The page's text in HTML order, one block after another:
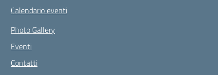
Calendario eventi
Photo Gallery
Eventi
Contatti